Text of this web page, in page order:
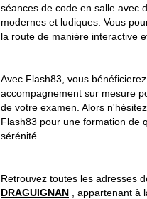
séances de code en salle avec
modernes et ludiques. Vous
la route de manière interactive
Avec Flash83, vous
accompagnement sur mesure
de votre examen. Alors
Flash83 pour une formation de
sérénité.
Retrouvez toutes les adresses
DRAGUIGNAN , appartenant à